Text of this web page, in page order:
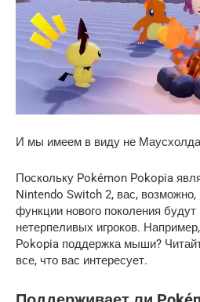
И мы имеем в виду не
Поскольку Pokémon Pokopia
Nintendo Switch 2, вас, возможно,
функции нового поколения
нетерпеливых игроков.
Pokopia поддержка мыши?
все, что вас интересует.